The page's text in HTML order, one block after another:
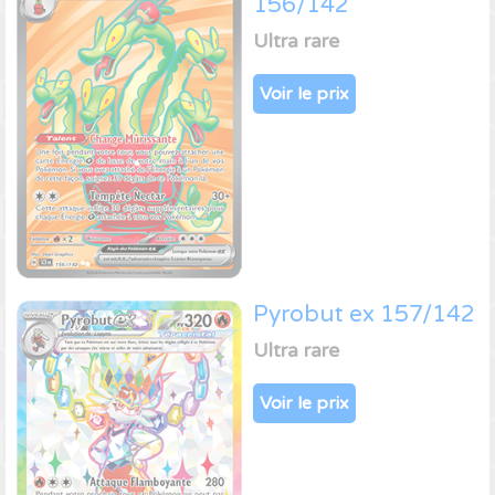
Ultra rare
Voir le prix
Pyrobut ex 157/142
Ultra rare
Voir le prix